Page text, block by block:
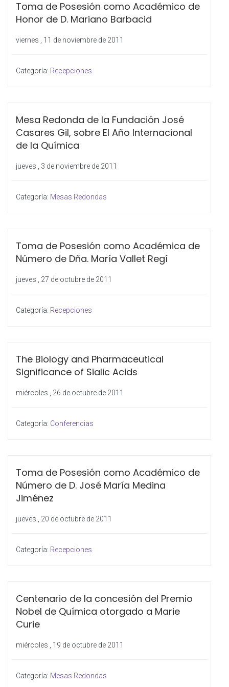
Toma de Posesión como Académico de
Honor de D. Mariano Barbacid
viernes , 11 de noviembre de 2011
Categoría: Recepciones
Mesa Redonda de la Fundación José
Casares Gil, sobre El Año Internacional
de la Química
jueves , 3 de noviembre de 2011
Categoría: Mesas Redondas
Toma de Posesión como Académica de
Número de Dña. María Vallet Regí
jueves , 27 de octubre de 2011
Categoría: Recepciones
The Biology and Pharmaceutical
Significance of Sialic Acids
miércoles , 26 de octubre de 2011
Categoría: Conferencias
Toma de Posesión como Académico de
Número de D. José María Medina
Jiménez
jueves , 20 de octubre de 2011
Categoría: Recepciones
Centenario de la concesión del Premio
Nobel de Química otorgado a Marie
Curie
miércoles , 19 de octubre de 2011
Categoría: Mesas Redondas